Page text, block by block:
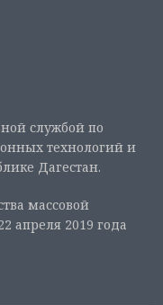
службой по
технологий и
Дагестан.
массовой
апреля 2019 года